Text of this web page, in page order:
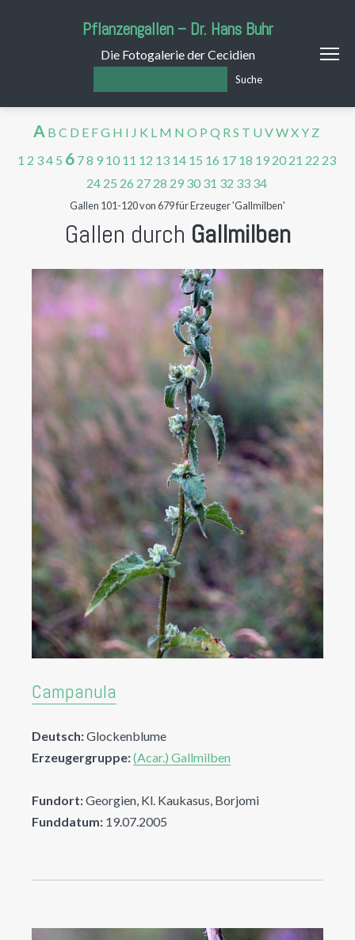
Pflanzengallen – Dr. Hans Buhr
Die Fotogalerie der Cecidien
Suche
A B C D E FG H I J K L M N O P Q R S T U VWXY Z
1 2 34 5 6 78 9 10 11 12 13 14 15 16 17 18 19 20 21 22 23
24 25 26 27 28 29 30 31 32 33 34
Gallen 101-120 von 679 für Erzeuger 'Gallmilben'
Gallen durch Gallmilben
Campanula
Deutsch:Glockenblume
Erzeugergruppe:(Acar.) Gallmilben
Fundort:Georgien, Kl. Kaukasus, Borjomi
Funddatum: 19.07.2005